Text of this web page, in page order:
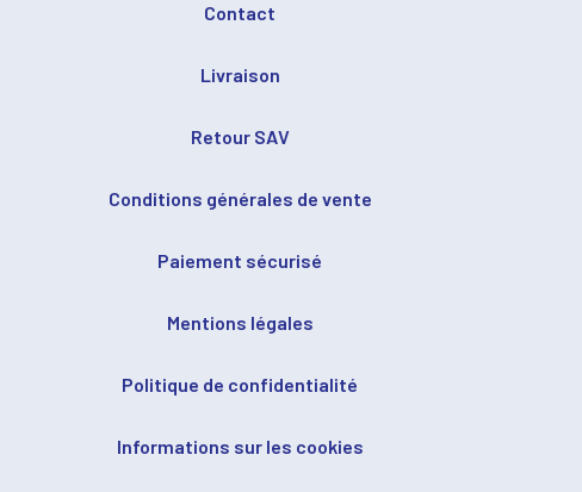
Contact
Livraison
Retour SAV
Conditions générales de vente
Paiement sécurisé
Mentions légales
Politique de confidentialité
Informations sur les cookies